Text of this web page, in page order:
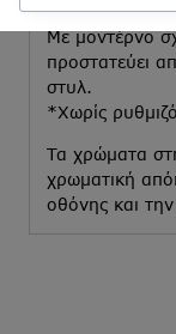
στην πόλη.
Με μοντέρνο
προστατεύει
στυλ.
*Χωρίς
Τα χρώματα
χρωματική
οθόνης και